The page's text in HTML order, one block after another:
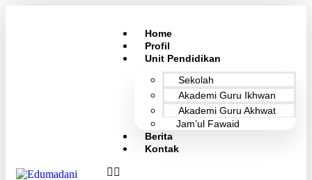
Home
Profil
Unit Pendidikan
Sekolah
Akademi Guru Ikhwan
Akademi Guru Akhwat
Jam’ul Fawaid
Berita
Kontak